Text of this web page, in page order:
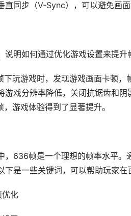
直同步（V-Sync），可以避免画面
说明如何通过优化游戏设置来提升
玩游戏时，发现游戏画面卡顿
游戏分辨率降低，关闭抗锯齿和
游戏体验得到了显著提升。
，636帧是一个理想的帧率水平
下是一些关键词，可以帮助玩家在
化